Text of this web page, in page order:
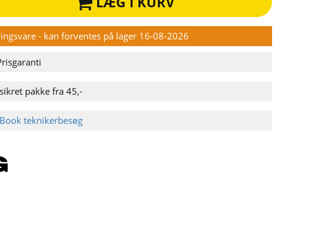
- kan forventes på lager 16-08-2026
pakke fra 45,-
Book teknikerbesøg